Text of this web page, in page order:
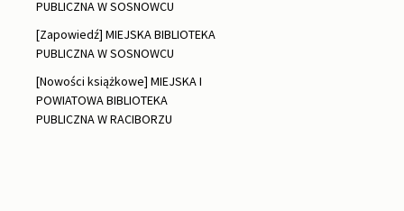
PUBLICZNA W SOSNOWCU
[Zapowiedź] MIEJSKA BIBLIOTEKA
PUBLICZNA W SOSNOWCU
[Nowości książkowe] MIEJSKA I
POWIATOWA BIBLIOTEKA
PUBLICZNA W RACIBORZU